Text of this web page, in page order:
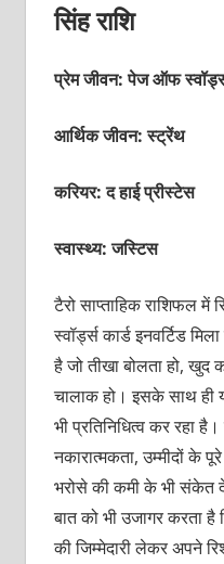
सिंह राशि
प्रेम जीवन: पेज ऑफ
आर्थिक जीवन: स्‍ट्रेंथ
करियर: द हाई प्रीस्‍टेस
स्वास्थ्य: जस्टिस
टैरो साप्‍ताहिक राशिफल
स्‍वॉर्ड्स कार्ड इनवर्टिड
है जो तीखा बोलता हो, खुद
चालाक हो। इसके साथ ही
भी प्रतिनिधित्‍व कर रहा
नकारात्‍मकता, उम्‍मीदों के
भरोसे की कमी के भी संकेत
बात को भी उजागर करता
की जिम्‍मेदारी लेकर अपने